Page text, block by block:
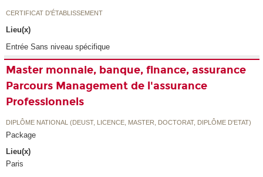
CERTIFICAT D'ÉTABLISSEMENT
Lieu(x)
Entrée Sans niveau spécifique
Master monnaie, banque, finance, assurance
Parcours Management de l'assurance
Professionnels
DIPLÔME NATIONAL (DEUST, LICENCE, MASTER, DOCTORAT, DIPLÔME D'ETAT)
Package
Lieu(x)
Paris